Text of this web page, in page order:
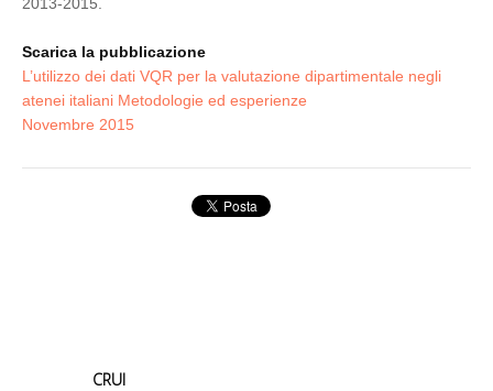
Scarica la pubblicazione
L’utilizzo dei dati VQR per la valutazione dipartimentale negli
atenei italiani Metodologie ed esperienze
Novembre 2015
CRUI